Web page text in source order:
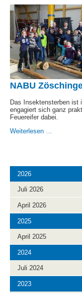
NABU
Das Insektensterben ist
engagiert sich ganz
Feuereifer dabei.
Weiterlesen …
2026
Juli 2026
April 2026
2025
April 2025
2024
Juli 2024
2023